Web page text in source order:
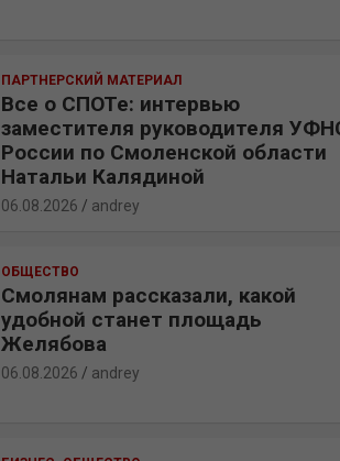
ПАРТНЕРСКИЙ МАТЕРИАЛ
Все о СПОТе: интервью
заместителя руководителя
России по Смоленской области
Натальи Калядиной
06.08.2026 andrey
ОБЩЕСТВО
Смолянам рассказали, какой
удобной станет площадь
Желябова
06.08.2026 andrey